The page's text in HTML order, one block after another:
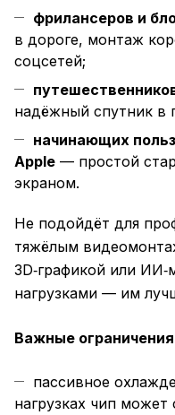
фрилансеров и
в дороге, монтаж
соцсетей;
надёжный спутник в
начинающих
Apple — простой
экраном.
Не подойдёт для
тяжёлым
3D‑графикой или
нагрузками — им
Важные
пассивное
нагрузках чип может